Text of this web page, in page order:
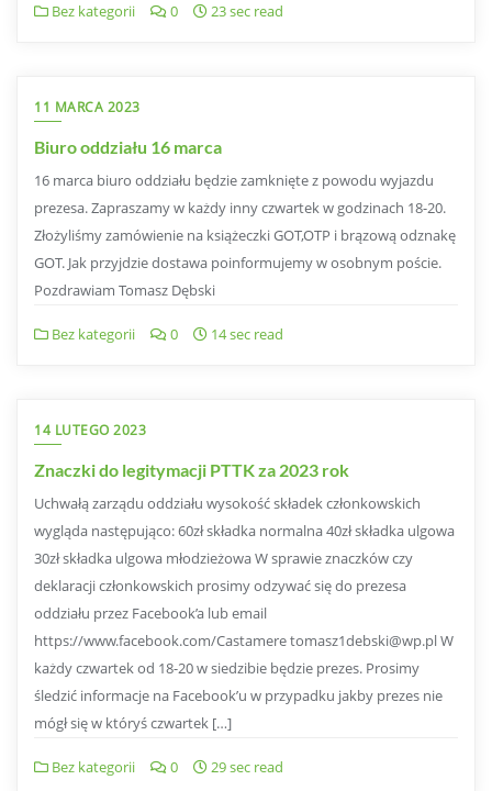
Bez kategorii 0 23 sec read
11 MARCA 2023
Biuro oddziału 16 marca
16 marca biuro oddziału będzie zamknięte z powodu wyjazdu
prezesa. Zapraszamy w każdy inny czwartek w godzinach 18-20.
Złożyliśmy zamówienie na książeczki GOT,OTP i brązową odznakę
GOT. Jak przyjdzie dostawa poinformujemy w osobnym poście.
Pozdrawiam Tomasz Dębski
Bez kategorii 0 14 sec read
14 LUTEGO 2023
Znaczki do legitymacji PTTK za 2023 rok
Uchwałą zarządu oddziału wysokość składek członkowskich
wygląda następująco: 60zł składka normalna 40zł składka ulgowa
30zł składka ulgowa młodzieżowa W sprawie znaczków czy
deklaracji członkowskich prosimy odzywać się do prezesa
oddziału przez Facebook’a lub email
https://www.facebook.com/Castamere tomasz1debski@wp.pl W
każdy czwartek od 18-20 w siedzibie będzie prezes. Prosimy
śledzić informacje na Facebook’u w przypadku jakby prezes nie
mógł się w któryś czwartek […]
Bez kategorii 0 29 sec read